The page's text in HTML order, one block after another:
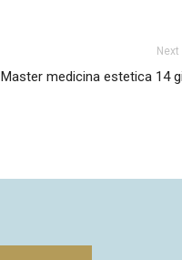
Master medicina estetica 14